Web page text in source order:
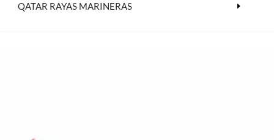
QATAR RAYAS MARINERAS